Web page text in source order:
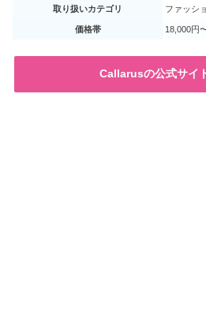
取り扱いカテゴリ ファッシ
価格帯 18,000円
Callarusの公式サイ